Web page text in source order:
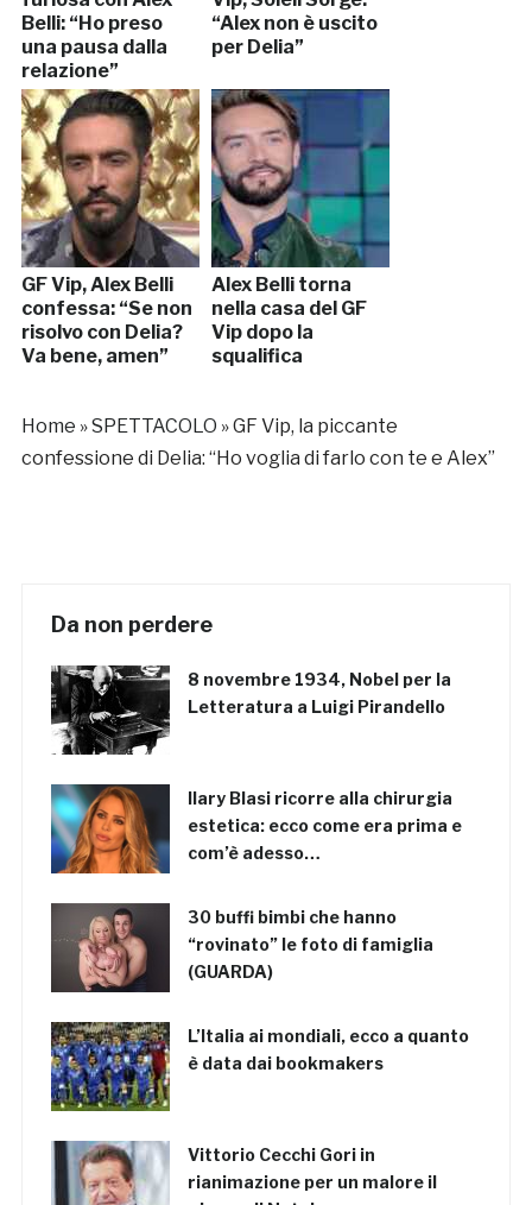
Belli: “Ho preso
una pausa dalla
relazione”
“Alex non è uscito
per Delia”
GF Vip, Alex Belli
confessa: “Se non
risolvo con Delia?
Va bene, amen”
Alex Belli torna
nella casa del GF
Vip dopo la
squalifica
Home »SPETTACOLO »GF Vip, la piccante
confessione di Delia: “Ho voglia di farlo con te e Alex”
Da non perdere
8 novembre 1934, Nobel per la
Letteratura a Luigi Pirandello
Ilary Blasi ricorre alla chirurgia
estetica: ecco come era prima e
com’è adesso…
30 buffi bimbi che hanno
“rovinato” le foto di famiglia
(GUARDA)
L’Italia ai mondiali, ecco a quanto
è data dai bookmakers
Vittorio Cecchi Gori in
rianimazione per un malore il